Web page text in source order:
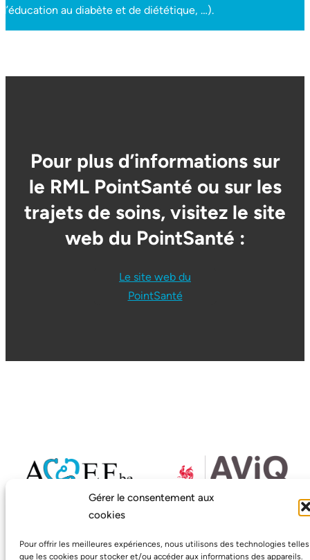
Gérer le consentement aux
cookies
Pour offrir les meilleures expériences, nous utilisons des technologies telles
que les cookies pour stocker et/ou accéder aux informations des appareils.
d’éducation au diabète et de diététique, …).
Pour plus d’informations sur
le RML PointSanté ou sur les
trajets de soins, visitez le site
web du PointSanté :
Le site web du
PointSanté
BE 0480 018 554